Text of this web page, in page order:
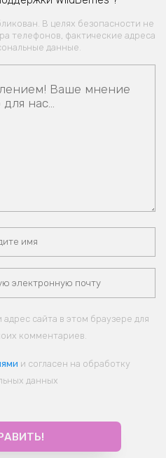
В целях безопасности не
телефонов, фактические адреса
данные.
сайта в этом браузере для
комментариев.
и согласен на обработку
данных